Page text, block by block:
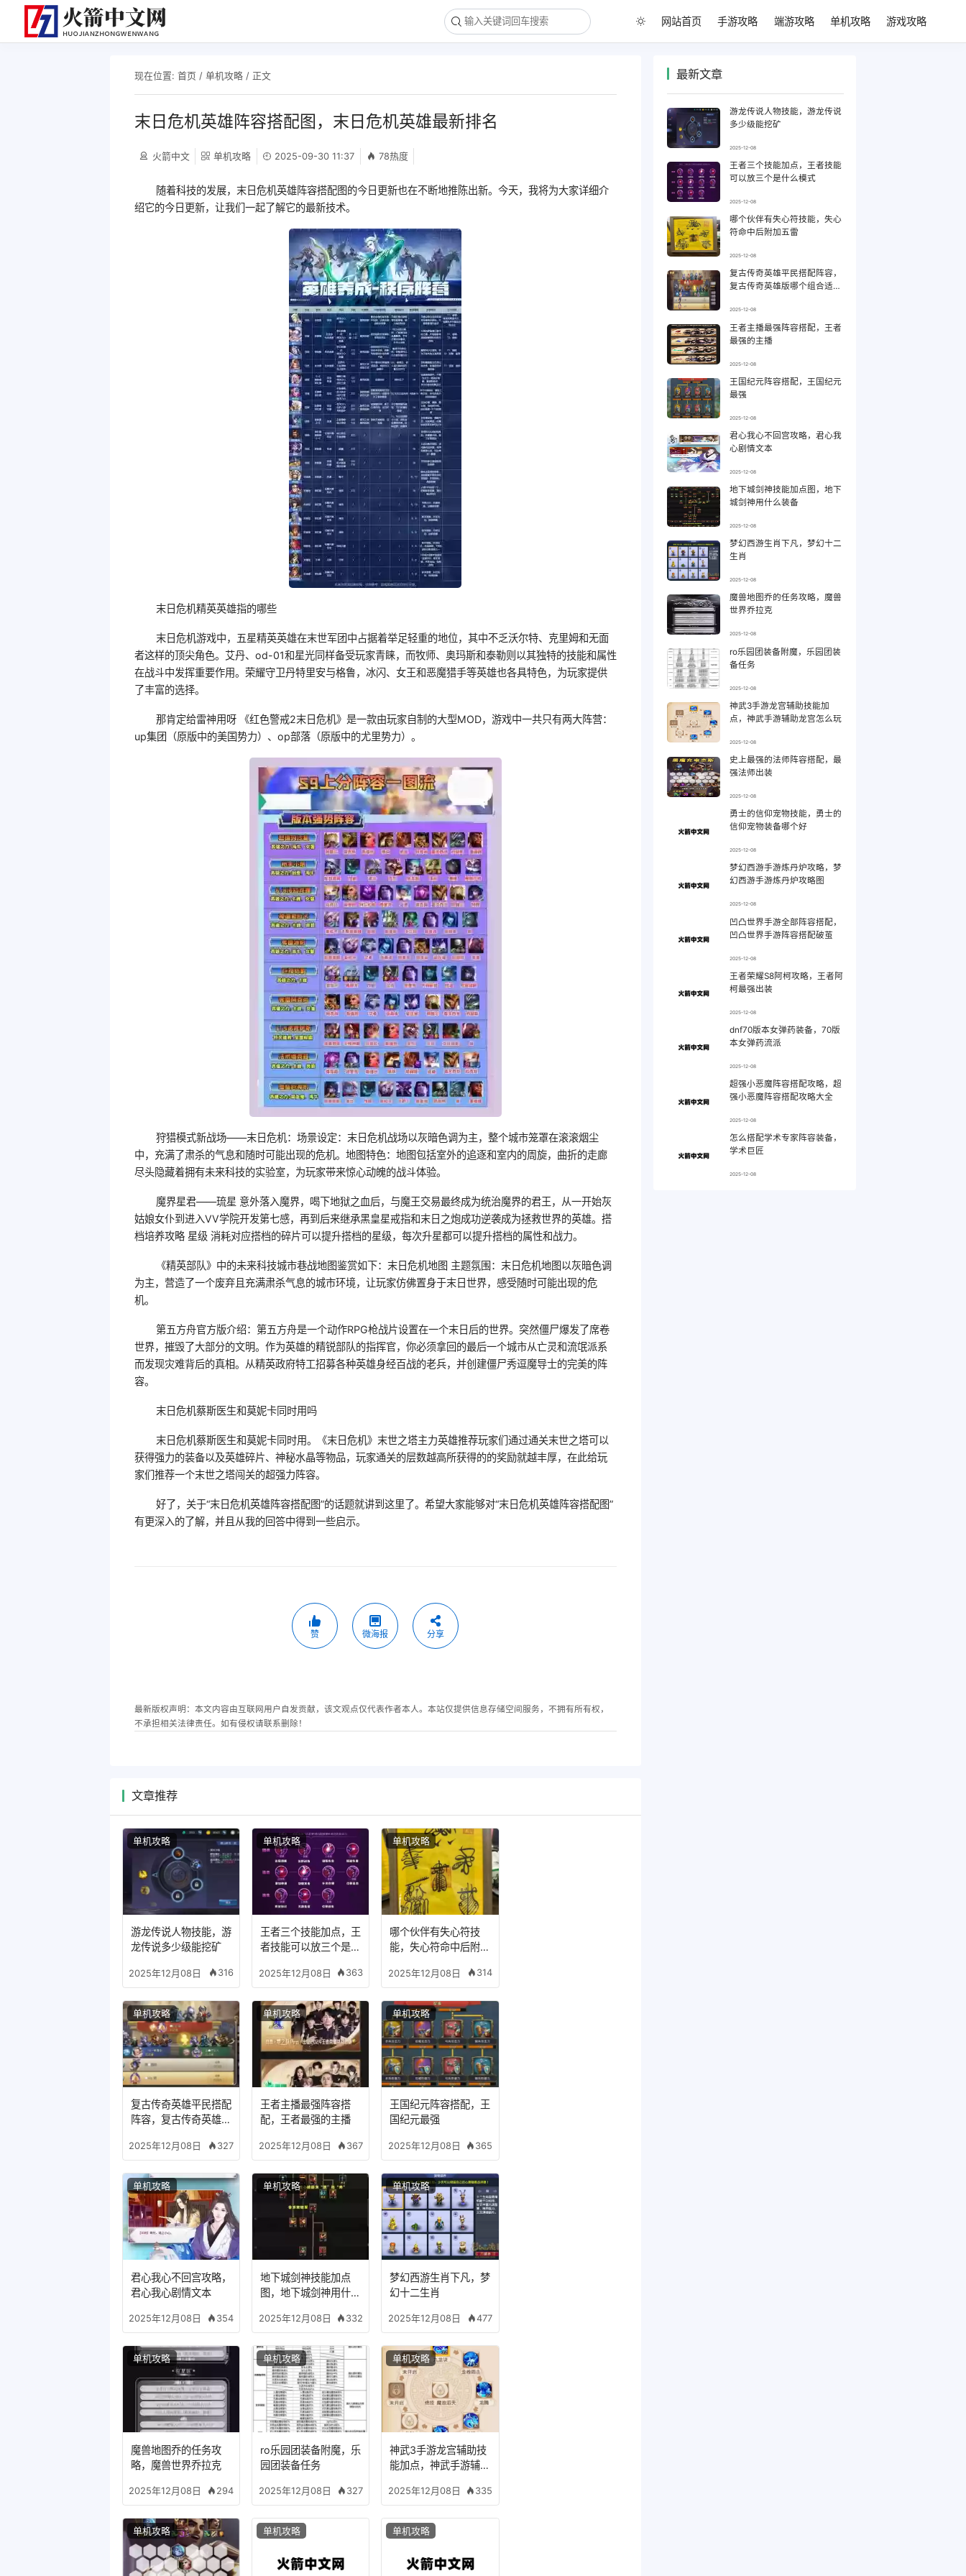
网站首页 手游攻略 端游攻略 单机攻略 游戏攻略
现在位置: 首页 / 单机攻略/ 正文
末日危机英雄阵容搭配图，末日危机英雄最新排名
火箭中文 单机攻略 2025-09-30 11:37 78热度
随着科技的发展，末日危机英雄阵容搭配图的今日更新也在不断地推陈出新。今天，我将为大家详细介
绍它的今日更新，让我们一起了解它的最新技术。
末日危机精英英雄指的哪些
末日危机游戏中，五星精英英雄在末世军团中占据着举足轻重的地位，其中不乏沃尔特、克里姆和无面
者这样的顶尖角色。艾丹、od-01和星光同样备受玩家青睐，而牧师、奥玛斯和泰勒则以其独特的技能和属性
在战斗中发挥重要作用。荣耀守卫丹特里安与格鲁，冰闪、女王和恶魔猎手等英雄也各具特色，为玩家提供
了丰富的选择。
那肯定给雷神用呀 《红色警戒2末日危机》是一款由玩家自制的大型MOD，游戏中一共只有两大阵营：
up集团（原版中的美国势力）、op部落（原版中的尤里势力）。
狩猎模式新战场——末日危机：场景设定：末日危机战场以灰暗色调为主，整个城市笼罩在滚滚烟尘
中，充满了肃杀的气息和随时可能出现的危机。地图特色：地图包括室外的追逐和室内的周旋，曲折的走廊
尽头隐藏着拥有未来科技的实验室，为玩家带来惊心动魄的战斗体验。
魔界星君——琉星 意外落入魔界，喝下地狱之血后，与魔王交易最终成为统治魔界的君王，从一开始灰
姑娘女仆到进入VV学院开发第七感，再到后来继承黑皇星戒指和末日之炮成功逆袭成为拯救世界的英雄。搭
档培养攻略 星级 消耗对应搭档的碎片可以提升搭档的星级，每次升星都可以提升搭档的属性和战力。
《精英部队》中的未来科技城市巷战地图鉴赏如下：末日危机地图 主题氛围：末日危机地图以灰暗色调
为主，营造了一个废弃且充满肃杀气息的城市环境，让玩家仿佛置身于末日世界，感受随时可能出现的危
机。
第五方舟官方版介绍：第五方舟是一个动作RPG枪战片设置在一个末日后的世界。突然僵尸爆发了席卷
世界，摧毁了大部分的文明。作为英雄的精锐部队的指挥官，你必须拿回的最后一个城市从亡灵和流氓派系
而发现灾难背后的真相。从精英政府特工招募各种英雄身经百战的老兵，并创建僵尸秀逗魔导士的完美的阵
容。
末日危机蔡斯医生和莫妮卡同时用吗
末日危机蔡斯医生和莫妮卡同时用。《末日危机》末世之塔主力英雄推荐玩家们通过通关末世之塔可以
获得强力的装备以及英雄碎片、神秘水晶等物品，玩家通关的层数越高所获得的的奖励就越丰厚，在此给玩
家们推荐一个末世之塔闯关的超强力阵容。
好了，关于“末日危机英雄阵容搭配图”的话题就讲到这里了。希望大家能够对“末日危机英雄阵容搭配图”
有更深入的了解，并且从我的回答中得到一些启示。
赞 微海报 分享
最新版权声明：本文内容由互联网用户自发贡献，该文观点仅代表作者本人。本站仅提供信息存储空间服务，不拥有所有权，
不承担相关法律责任。如有侵权请联系删除！
文章推荐
游龙传说人物技能，游
龙传说多少级能挖矿
2025年12月08日 316
单机攻略
王者三个技能加点，王
者技能可以放三个是什
2025年12月08日 363
单机攻略
哪个伙伴有失心符技
能，失心符命中后附加
2025年12月08日 314
单机攻略
复古传奇英雄平民搭配
阵容，复古传奇英雄版
2025年12月08日 327
单机攻略
王者主播最强阵容搭
配，王者最强的主播
2025年12月08日 367
单机攻略
王国纪元阵容搭配，王
国纪元最强
2025年12月08日 365
单机攻略
君心我心不回宫攻略，
君心我心剧情文本
2025年12月08日 354
单机攻略
地下城剑神技能加点
图，地下城剑神用什么
2025年12月08日 332
单机攻略
梦幻西游生肖下凡，梦
幻十二生肖
2025年12月08日 477
单机攻略
魔兽地图乔的任务攻
略，魔兽世界乔拉克
2025年12月08日 294
单机攻略
ro乐园团装备附魔，乐
园团装备任务
2025年12月08日 327
单机攻略
神武3手游龙宫辅助技
能加点，神武手游辅助
2025年12月08日 335
单机攻略
单机攻略 单机攻略 单机攻略
最新文章
游龙传说人物技能，游龙传说
多少级能挖矿
2025-12-08
王者三个技能加点，王者技能
可以放三个是什么模式
2025-12-08
哪个伙伴有失心符技能，失心
符命中后附加五雷
2025-12-08
复古传奇英雄平民搭配阵容，
复古传奇英雄版哪个组合适合
2025-12-08
王者主播最强阵容搭配，王者
最强的主播
2025-12-08
王国纪元阵容搭配，王国纪元
最强
2025-12-08
君心我心不回宫攻略，君心我
心剧情文本
2025-12-08
地下城剑神技能加点图，地下
城剑神用什么装备
2025-12-08
梦幻西游生肖下凡，梦幻十二
生肖
2025-12-08
魔兽地图乔的任务攻略，魔兽
世界乔拉克
2025-12-08
ro乐园团装备附魔，乐园团装
备任务
2025-12-08
神武3手游龙宫辅助技能加
点，神武手游辅助龙宫怎么玩
2025-12-08
史上最强的法师阵容搭配，最
强法师出装
2025-12-08
勇士的信仰宠物技能，勇士的
信仰宠物装备哪个好
2025-12-08
梦幻西游手游炼丹炉攻略，梦
幻西游手游炼丹炉攻略图
2025-12-08
凹凸世界手游全部阵容搭配，
凹凸世界手游阵容搭配破茧
2025-12-08
王者荣耀S8阿柯攻略，王者阿
柯最强出装
2025-12-08
dnf70版本女弹药装备，70版
本女弹药流派
2025-12-08
超强小恶魔阵容搭配攻略，超
强小恶魔阵容搭配攻略大全
2025-12-08
怎么搭配学术专家阵容装备，
学术巨匠
2025-12-08